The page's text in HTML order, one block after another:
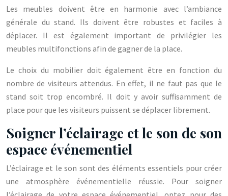
Les meubles doivent être en harmonie avec l’ambiance
générale du stand. Ils doivent être robustes et faciles à
déplacer. Il est également important de privilégier les
meubles multifonctions afin de gagner de la place.
Le choix du mobilier doit également être en fonction du
nombre de visiteurs attendus. En effet, il ne faut pas que le
stand soit trop encombré. Il doit y avoir suffisamment de
place pour que les visiteurs puissent se déplacer librement.
Soigner l’éclairage et le son de son
espace événementiel
L’éclairage et le son sont des éléments essentiels pour créer
une atmosphère événementielle réussie. Pour soigner